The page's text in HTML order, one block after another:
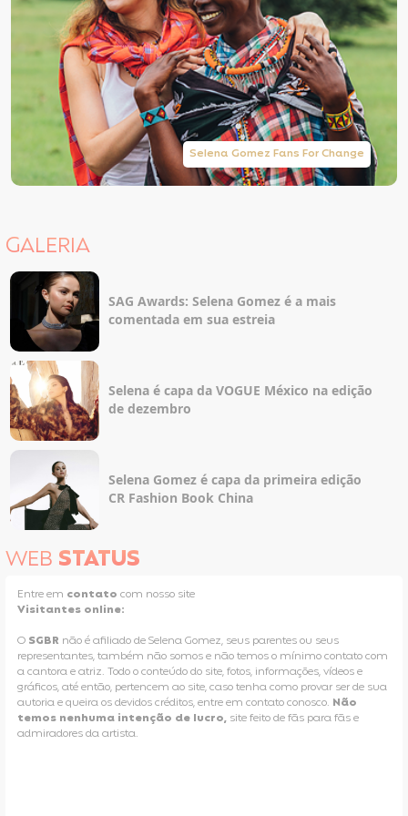
Selena Gomez Fans For Change
GALERIA
SAG Awards: Selena Gomez é a mais
comentada em sua estreia
Selena é capa da VOGUE México na edição
de dezembro
Selena Gomez é capa da primeira edição
CR Fashion Book China
WEB STATUS
Entre em contato com nosso site
Visitantes online:
O SGBR não é afiliado de Selena Gomez, seus parentes ou seus
representantes, também não somos e não temos o mínimo contato com
a cantora e atriz. Todo o conteúdo do site, fotos, informações, vídeos e
gráficos, até então, pertencem ao site, caso tenha como provar ser de sua
autoria e queira os devidos créditos, entre em contato conosco. Não
temos nenhuma intenção de lucro, site feito de fãs para fãs e
admiradores da artista.